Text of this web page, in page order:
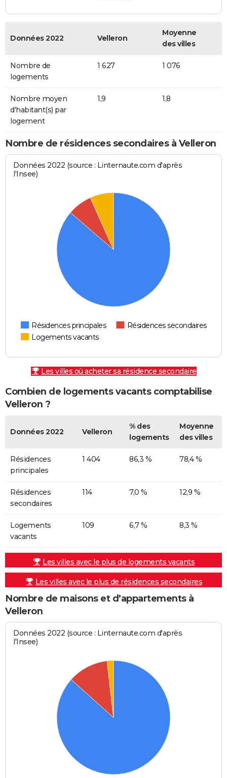
Données 2022 Velleron
Moyenne
des villes
Nombre de
logements
1 627 1 076
Nombre moyen
d'habitant(s) par
logement
1,9 1,8
Nombre de résidences secondaires à Velleron
Données 2022 (source : Linternaute.com d'après
l'Insee)
Résidences principales
Résidences secondaires
Logements vacants
Les villes où acheter sa résidence secondaire
Combien de logements vacants comptabilise
Velleron ?
Données 2022 Velleron
% des
logements
Moyenne
des villes
Résidences
principales
1 404 86,3 % 78,4 %
Résidences
secondaires
114 7,0 % 12,9 %
Logements
vacants
109 6,7 % 8,3 %
Les villes avec le plus de logements vacants
Les villes avec le plus de résidences secondaires
Nombre de maisons et d'appartements à
Velleron
Données 2022 (source : Linternaute.com d'après
l'Insee)